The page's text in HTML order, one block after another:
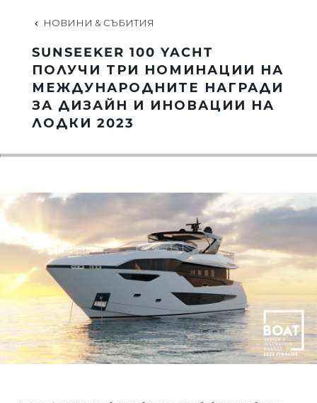
ЕКИПЪТ
НАСЛЕДСТВО
ОЦЕНЕТЕ ВАШАТА ЯХТА
НОВИНИ & СЪБИТИЯ
SUNSEEKER 100 YACHT
ПОЛУЧИ ТРИ НОМИНАЦИИ НА
МЕЖДУНАРОДНИТЕ НАГРАДИ
ЗА ДИЗАЙН И ИНОВАЦИИ НА
ЛОДКИ 2023